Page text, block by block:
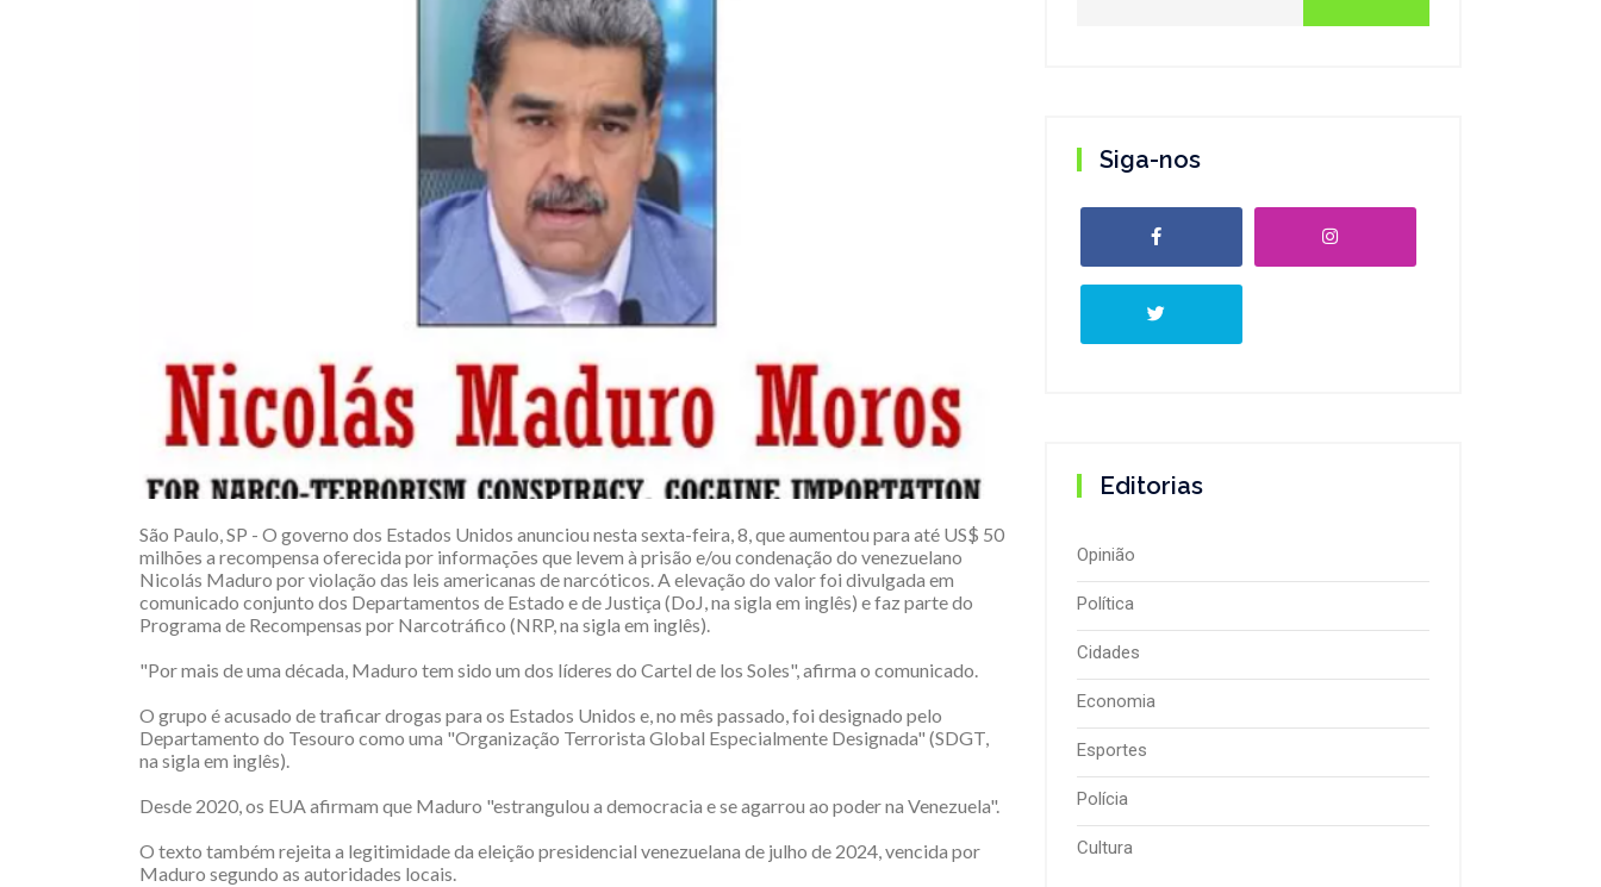
São Paulo, SP - O governo dos Estados Unidos anunciou nesta sexta-feira, 8, que aumentou para até US$ 50
milhões a recompensa oferecida por informações que levem à prisão e/ou condenação do venezuelano
Nicolás Maduro por violação das leis americanas de narcóticos. A elevação do valor foi divulgada em
comunicado conjunto dos Departamentos de Estado e de Justiça (DoJ, na sigla em inglês) e faz parte do
Programa de Recompensas por Narcotráfico (NRP, na sigla em inglês).
"Por mais de uma década, Maduro tem sido um dos líderes do Cartel de los Soles", afirma o comunicado.
O grupo é acusado de traficar drogas para os Estados Unidos e, no mês passado, foi designado pelo
Departamento do Tesouro como uma "Organização Terrorista Global Especialmente Designada" (SDGT,
na sigla em inglês).
Desde 2020, os EUA afirmam que Maduro "estrangulou a democracia e se agarrou ao poder na Venezuela".
O texto também rejeita a legitimidade da eleição presidencial venezuelana de julho de 2024, vencida por
Maduro segundo as autoridades locais.
Siga-nos
Editorias
Opinião
Política
Cidades
Economia
Esportes
Polícia
Cultura